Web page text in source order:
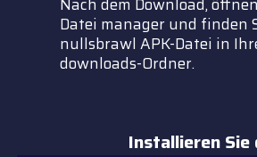
Datei manager und finden
nullsbrawl APK-Datei in
downloads-Ordner.
Installieren Sie